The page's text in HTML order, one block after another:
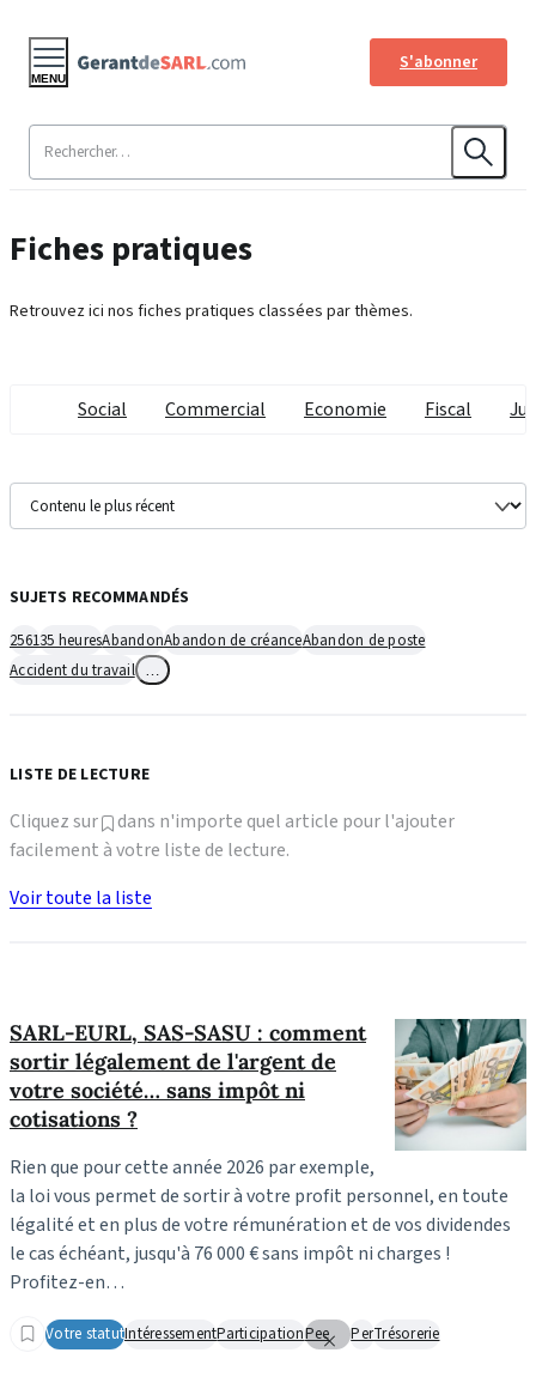
S'abonner
MENU
Fiches pratiques
Retrouvez ici nos fiches pratiques classées par thèmes.
Social Commercial Economie Fiscal
SARL-EURL, SAS-SASU : comment
sortir légalement de l'argent de
votre société… sans impôt ni
cotisations ?
Rien que pour cette année 2026 par exemple,
la loi vous permet de sortir à votre profit personnel, en toute
légalité et en plus de votre rémunération et de vos dividendes
le cas échéant, jusqu'à 76 000 € sans impôt ni charges !
Profitez-en…
Votre statutIntéressementParticipationPee PerTrésorerie
SUJETS RECOMMANDÉS
256135 heuresAbandonAbandon de créanceAbandon de poste
Accident du travail
LISTE DE LECTURE
Cliquez sur
dans n'importe quel article pour l'ajouter
facilement à votre liste de lecture.
Voir toute la liste